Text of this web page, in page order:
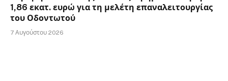
1,86 εκατ. ευρώ για τη μελέτη επαναλειτουργίας
του Οδοντωτού
7 Αυγούστου 2026